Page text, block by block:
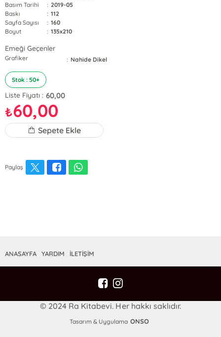
Basım Tarihi
: 2019-05
Baskı
: 112
Sayfa Sayısı
: 160
Boyut
: 135x210
Emeği Geçenler
Grafiker : Nahide Dikel
Stok : 50+
Liste Fiyatı : 60,00
₺60,00
Sepete Ekle
Paylaş
ANASAYFA YARDIM İLETİŞİM
© 2024 Ra Kitabevi. Her hakkı saklıdır.
Tasarım & Uygulama ONSO